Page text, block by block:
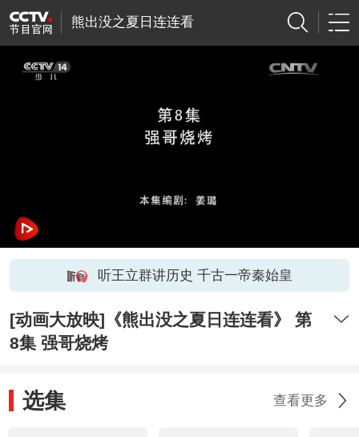
熊出没之夏日连连看
听王立群讲历史 千古一帝秦始皇
[动画大放映]《熊出没之夏日连连看》 第
8集 强哥烧烤
选集 查看更多